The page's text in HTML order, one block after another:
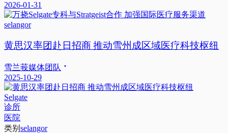
2026-01-31
selangor
黄思汉率团赴日招商 推动雪州成区域医疗科技枢纽
雪兰莪媒体团队
2025-10-29
Selgate
诊所
医院
类别 selangor